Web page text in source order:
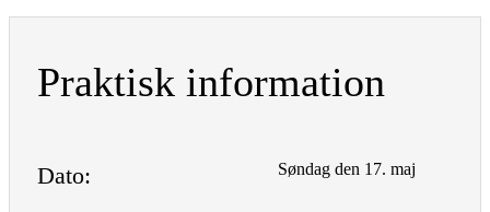
Praktisk information
Dato: Søndag den 17. maj